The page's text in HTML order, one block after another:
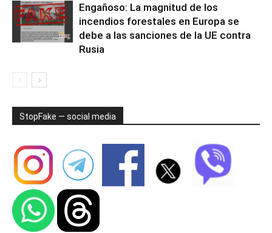
Engañoso: La magnitud de los
incendios forestales en Europa se
debe a las sanciones de la UE contra
Rusia
StopFake — social media